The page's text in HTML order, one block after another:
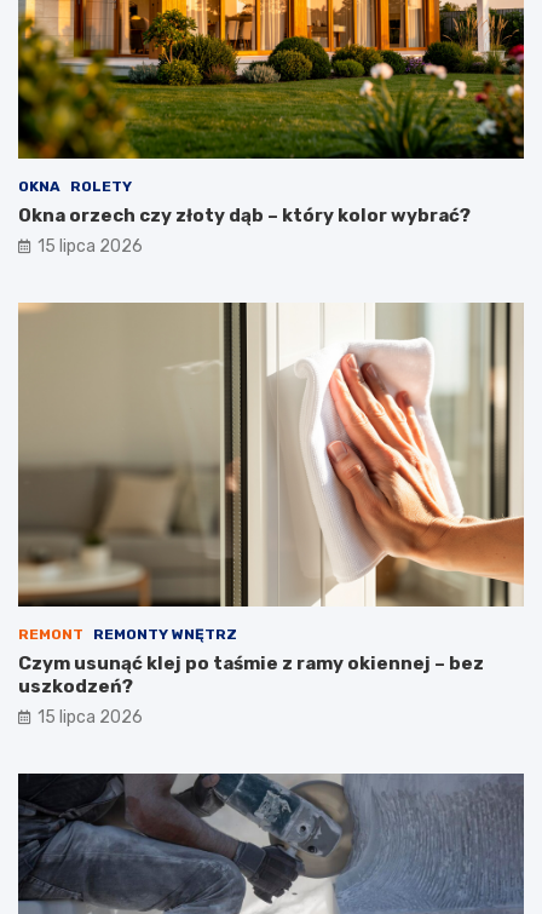
OKNA ROLETY
Okna orzech czy złoty dąb – który kolor wybrać?
15 lipca 2026
REMONT REMONTY WNĘTRZ
Czym usunąć klej po taśmie z ramy okiennej – bez
uszkodzeń?
15 lipca 2026